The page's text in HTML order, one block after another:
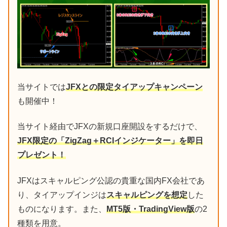
当サイトではJFXとの限定タイアップキャンペーン
も開催中！
当サイト経由でJFXの新規口座開設をするだけで、
JFX限定の「ZigZag＋RCIインジケーター」を即日
プレゼント！
JFXはスキャルピング公認の貴重な国内FX会社であ
り、タイアップインジはスキャルピングを想定した
ものになります。また、 MT5版・TradingView版の2
種類を用意。